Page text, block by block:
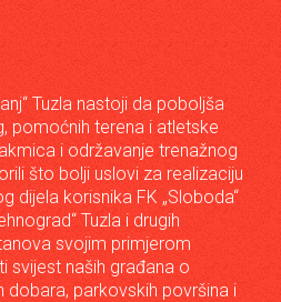
Tuzla nastoji da poboljša
pomoćnih terena i atletske
i održavanje trenažnog
što bolji uslovi za realizaciju
dijela korisnika FK „Sloboda“
Tuzla i drugih
svojim primjerom
svijest naših građana o
dobara, parkovskih površina i